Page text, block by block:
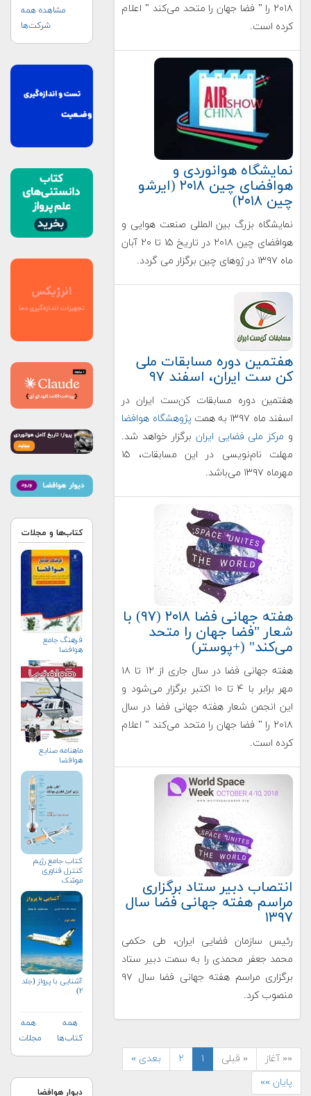
۲۰۱۸ را " فضا جهان را متحد می‌کند " اعلام
کرده است.
نمایشگاه هوانوردی و
هوافضای چین ۲۰۱۸ (ایرشو
چین ۲۰۱۸)
نمایشگاه بزرگ بین المللی صنعت هوایی و
هوافضای چین ۲۰۱۸ در تاریخ ۱۵ تا ۲۰ آبان
ماه ۱۳۹۷ در ژوهای چین برگزار می گردد
.
هفتمین دوره مسابقات ملی
کن ست ایران، اسفند ۹۷
هفتمین دوره مسابقات کن‌ست ایران در
اسفند ماه ۱۳۹۷ به همت
پژوهشگاه هوافضا
و مرکز ملی فضایی ایران برگزار خواهد شد.
مهلت نام‌نویسی در این مسابقات، ۱۵
مهرماه ۱۳۹۷ می‌باشد.
هفته جهانی فضا ۲۰۱۸ (۹۷) با
شعار "فضا جهان را متحد
می‌کند" (+پوستر)
هفته جهانی فضا در سال جاری از ۱۲ تا ۱۸
مهر برابر با ۴ تا ۱۰ اکتبر برگزار می‌شود و
این انجمن شعار هفته جهانی فضا در سال
۲۰۱۸ را " فضا جهان را متحد می‌کند " اعلام
کرده است.
انتصاب دبیر ستاد برگزاری
مراسم هفته جهانی فضا سال
۱۳۹۷
رئیس سازمان فضایی ایران، طی حکمی
محمد جعفر محمدی را به سمت دبیر ستاد
برگزاری مراسم هفته جهانی فضا سال ۹۷
منصوب کرد.
«« آغاز « قبلی ۱ ۲
بعدی »
پایان »»
مشاهده همه
شرکت‌ها
کتاب‌ها و مجلات
فرهنگ جامع
هوافضا
ماهنامه صنايع
هوافضا
کتاب جامع رژیم
کنترل فناوری
موشک
آشنایی با پرواز (جلد
۲)
همه
کتاب‌ها
همه
مجلات
دیوار هوافضا